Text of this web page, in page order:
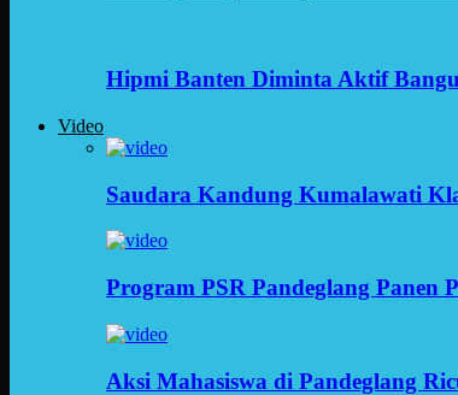
Hipmi Banten Diminta Aktif
Video
Saudara Kandung Kumalawati
Program PSR Pandeglang Panen
Aksi Mahasiswa di Pandeglang